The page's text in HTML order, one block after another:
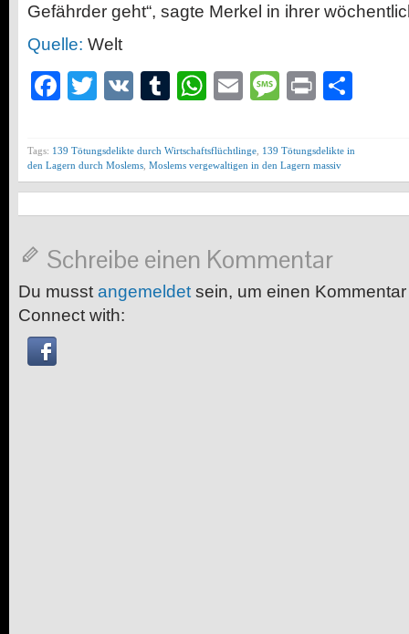
Gefährder geht“, sagte Merkel in ihrer
Quelle: Welt
Facebook
Twitter
VK Tumblr
WhatsApp
EmailMessage
Print
Tags: 139 Tötungsdelikte durch Wirtschaftsflüchtlinge 139 Tötungsdelikte in
den Lagern durch Moslems Moslems vergewaltigen in den Lagern massiv
Schreibe einen Kommentar
Du musst angemeldet sein, um einen
Connect with: